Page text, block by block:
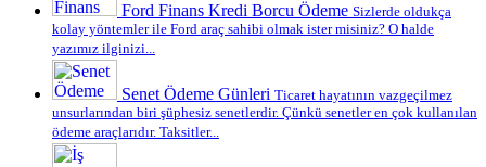
Ford Finans Kredi Borcu Ödeme Sizlerde oldukça
kolay yöntemler ile Ford araç sahibi olmak ister misiniz? O halde
yazımız ilginizi...
Senet Ödeme Günleri Ticaret hayatının vazgeçilmez
unsurlarından biri şüphesiz senetlerdir. Çünkü senetler en çok kullanılan
ödeme araçlarıdır. Taksitler...